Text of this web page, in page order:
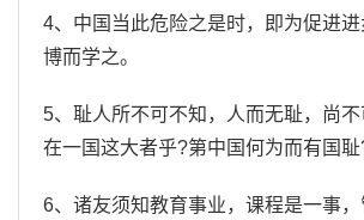
4、中国当此危险之是时，即为促进
博而学之。
5、耻人所不可不知，人而无耻，尚不
在一国这大者乎?第中国何为而有国耻
6、诸友须知教育事业，课程是一事